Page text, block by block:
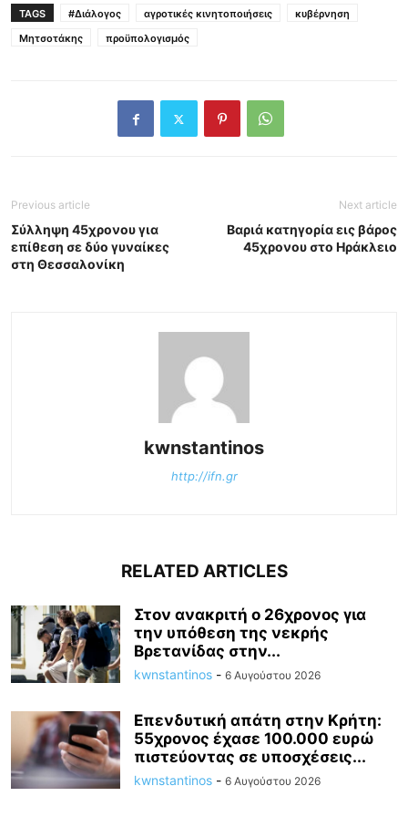
TAGS #Διάλογος αγροτικές κινητοποιήσεις
κυβέρνηση
Μητσοτάκης
προϋπολογισμός
Previous article
Σύλληψη 45χρονου για
επίθεση σε δύο γυναίκες
στη Θεσσαλονίκη
Next article
Βαριά κατηγορία εις βάρος
45χρονου στο Ηράκλειο
kwnstantinos
http://ifn.gr
RELATED ARTICLES
Στον ανακριτή ο 26χρονος για
την υπόθεση της νεκρής
Βρετανίδας στην...
kwnstantinos - 6 Αυγούστου 2026
Επενδυτική απάτη στην Κρήτη:
55χρονος έχασε 100.000 ευρώ
πιστεύοντας σε υποσχέσεις...
kwnstantinos - 6 Αυγούστου 2026